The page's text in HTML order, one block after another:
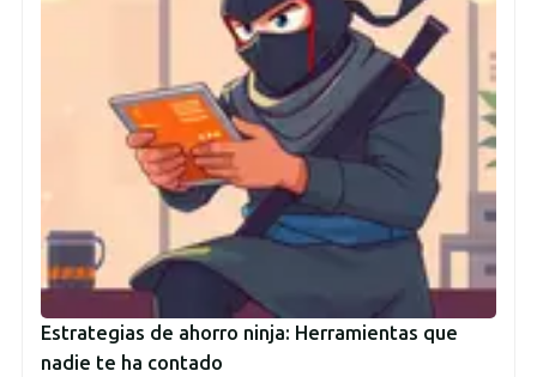
Estrategias de ahorro ninja: Herramientas que
nadie te ha contado